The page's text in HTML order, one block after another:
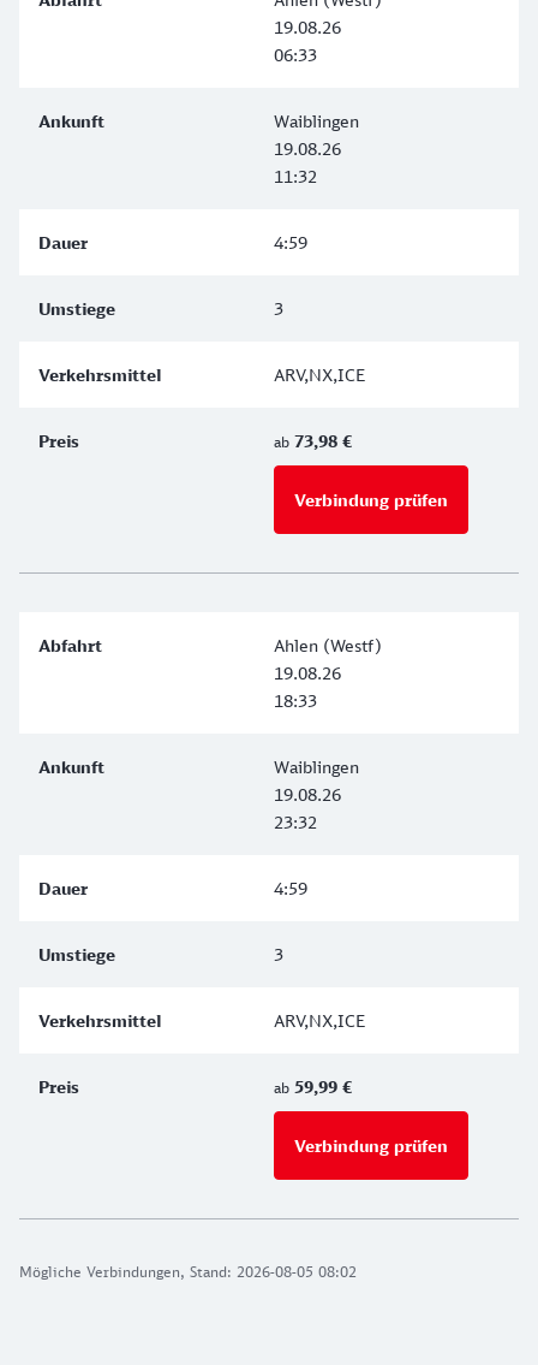
Mögliche Verbindungen, Stand: 2026-08-05 08:02
19.08.26
06:33
Waiblingen
19.08.26
11:32
4:59
3
ARV,NX,ICE
ab 73,98 €
Verbindung prüfen
Ahlen (Westf)
19.08.26
18:33
Waiblingen
19.08.26
23:32
4:59
3
ARV,NX,ICE
ab 59,99 €
Verbindung prüfen